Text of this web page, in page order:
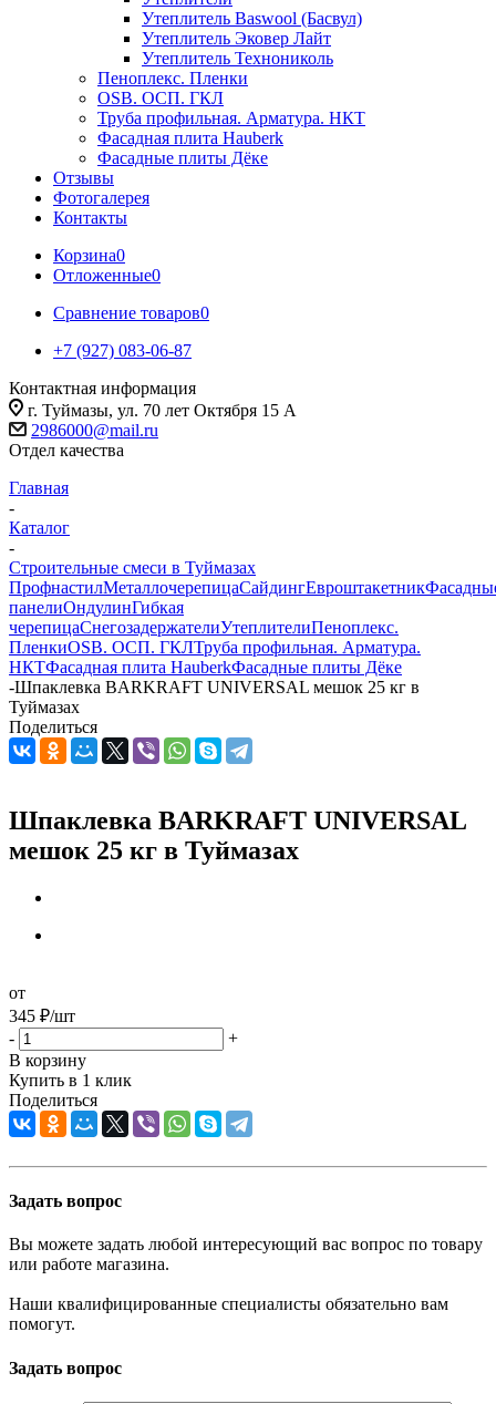
Утеплитель Baswool (Басвул)
Утеплитель Эковер Лайт
Утеплитель Технониколь
Пеноплекс. Пленки
OSB. ОСП. ГКЛ
Труба профильная. Арматура. НКТ
Фасадная плита Hauberk
Фасадные плиты Дёке
Отзывы
Фотогалерея
Контакты
Корзина0
Отложенные0
Сравнение товаров0
+7 (927) 083-06-87
Контактная информация
г. Туймазы, ул. 70 лет Октября 15 А
2986000@mail.ru
Отдел качества
Главная
-
Каталог
-
Строительные смеси в Туймазах
ПрофнастилМеталлочерепицаСайдингЕвроштакетник
панелиОндулинГибкая
черепицаСнегозадержателиУтеплителиПеноплекс.
ПленкиOSB. ОСП. ГКЛТруба профильная. Арматура.
НКТФасадная плита HauberkФасадные плиты Дёке
-Шпаклевка BARKRAFT UNIVERSAL мешок 25 кг в
Туймазах
Поделиться
Шпаклевка BARKRAFT UNIVERSAL
мешок 25 кг в Туймазах
от
345 ₽/шт
-
+
В корзину
Купить в 1 клик
Поделиться
Задать вопрос
Вы можете задать любой интересующий вас вопрос по товару
или работе магазина.
Наши квалифицированные специалисты обязательно вам
помогут.
Задать вопрос